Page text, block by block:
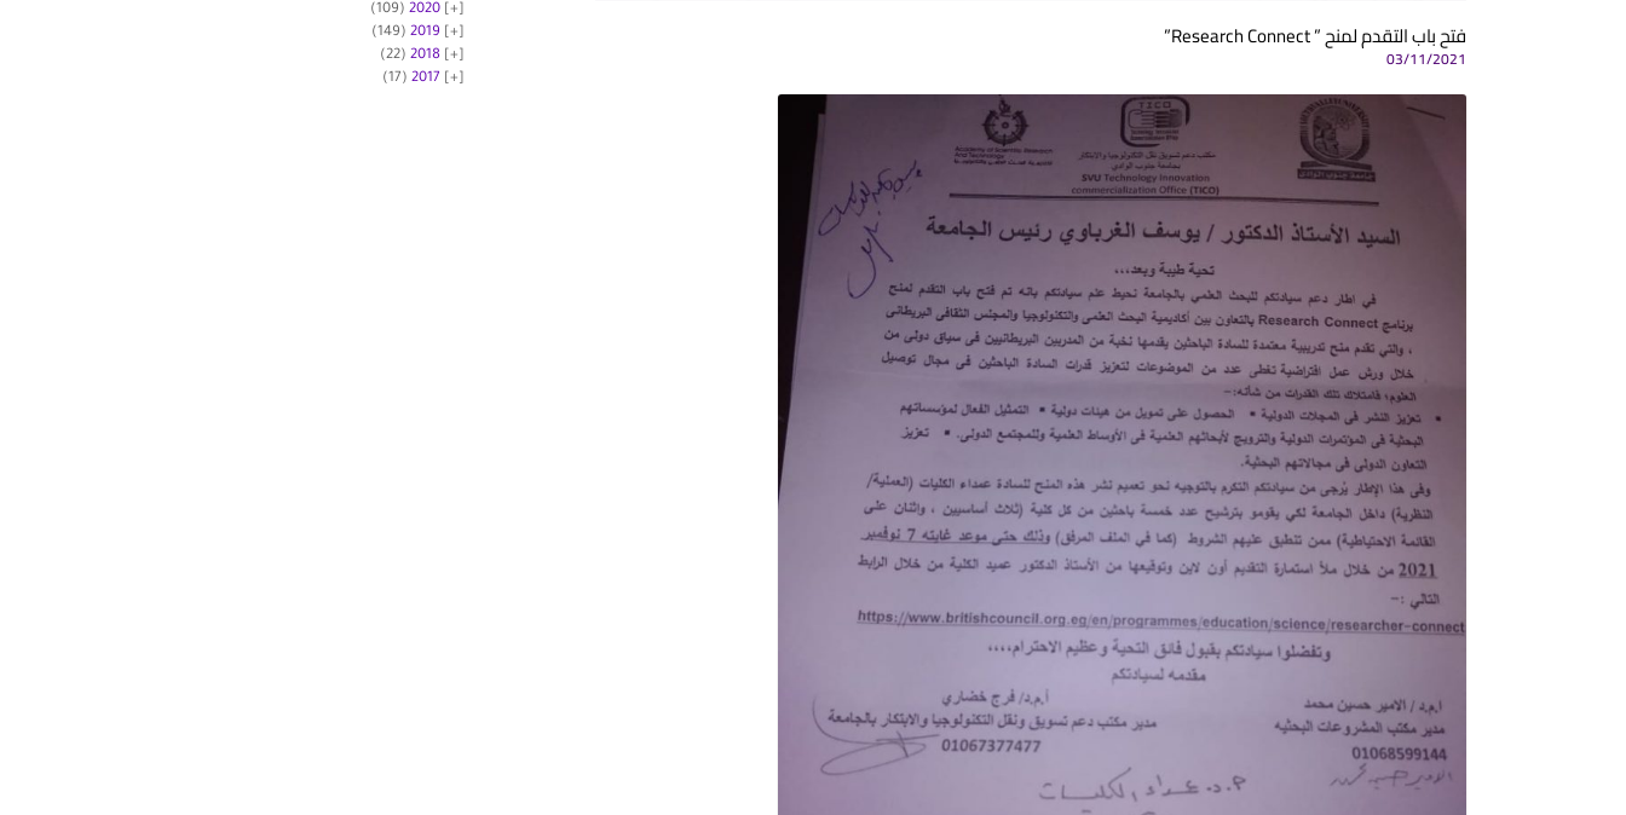
فتح باب التقدم لمنح ” Research Connect”
03/11/2021
2020
(109)
2019
(149)
2018
(22)
2017
(17)